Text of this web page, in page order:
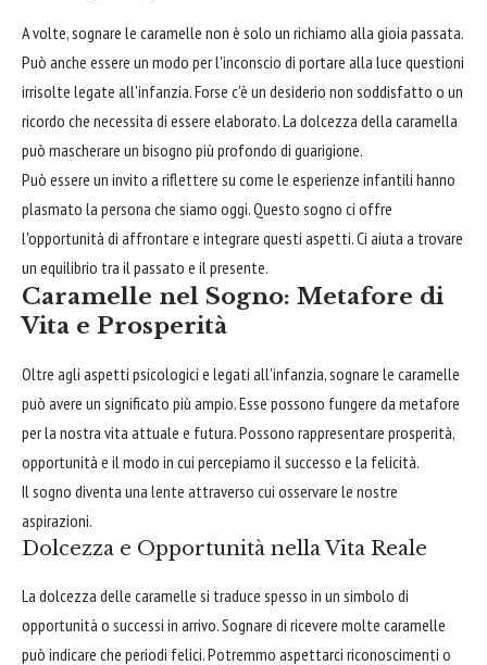
A volte, sognare le caramelle non è solo un richiamo alla gioia passata.
Può anche essere un modo per l'inconscio di portare alla luce questioni
irrisolte legate all'infanzia. Forse c'è un desiderio non soddisfatto o un
ricordo che necessita di essere elaborato. La dolcezza della caramella
può mascherare un bisogno più profondo di guarigione.
Può essere un invito a riflettere su come le esperienze infantili hanno
plasmato la persona che siamo oggi. Questo sogno ci offre
l'opportunità di affrontare e integrare questi aspetti. Ci aiuta a trovare
un equilibrio tra il passato e il presente.
Caramelle nel Sogno: Metafore di
Vita e Prosperità
Oltre agli aspetti psicologici e legati all'infanzia, sognare le caramelle
può avere un significato più ampio. Esse possono fungere da metafore
per la nostra vita attuale e futura. Possono rappresentare prosperità,
opportunità e il modo in cui percepiamo il successo e la felicità.
Il sogno diventa una lente attraverso cui osservare le nostre
aspirazioni.
Dolcezza e Opportunità nella Vita Reale
La dolcezza delle caramelle si traduce spesso in un simbolo di
opportunità o successi in arrivo. Sognare di ricevere molte caramelle
può indicare che periodi felici. Potremmo aspettarci riconoscimenti o